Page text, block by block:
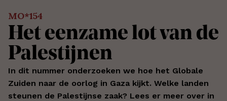
MO*154
Het eenzame lot van de
Palestijnen
In dit nummer onderzoeken we hoe het Globale
Zuiden naar de oorlog in Gaza kijkt. Welke landen
steunen de Palestijnse zaak? Lees er meer over in